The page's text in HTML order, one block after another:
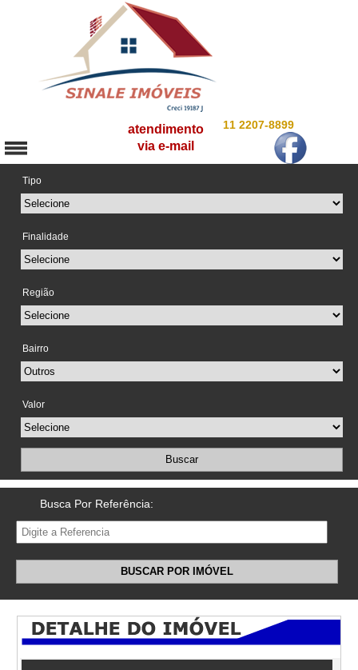
11 2207-8899
atendimento
via e-mail
Tipo
Finalidade
Região
Bairro
Valor
Buscar
Busca Por Referência:
BUSCAR POR IMÓVEL